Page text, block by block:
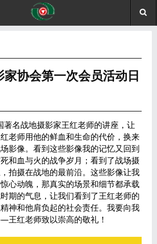
协会第一次会员活动日
名战地摄影家王红老师的讲座，让
老师用他的鲜血和生命的代价，换来
影像。看到这些影像我的记忆又回到
和血与火的战争岁月；看到了战场摄
拍摄在战地的最前沿。这些影像让我
心动魄，那真实的场景和细节都承载
期的气息，让我们看到了王红老师的
神和他肩负起的社会责任。我要向我
红老师致以崇高的敬礼！